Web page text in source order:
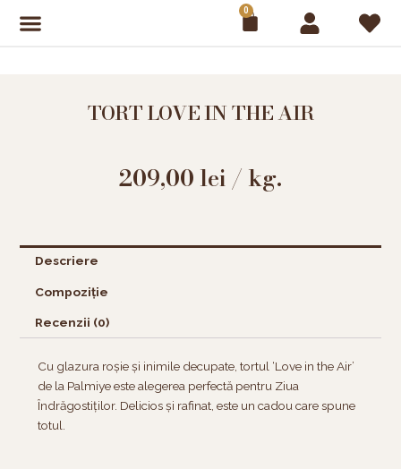
0
Cart
TORT LOVE IN THE AIR
209,00 lei / kg.
Descriere
Compoziție
Recenzii (0)
Cu glazura roșie și inimile decupate, tortul ‘Love in the Air’
de la Palmiye este alegerea perfectă pentru Ziua
Îndrăgostiților. Delicios și rafinat, este un cadou care spune
totul.